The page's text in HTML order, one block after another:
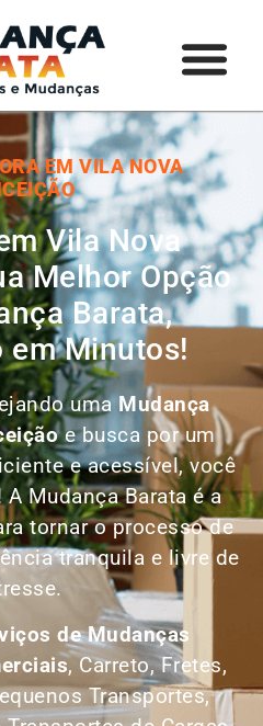
EM VILA NOVA
Vila Nova
Melhor Opção
Barata,
em Minutos!
umaMudança
e busca por um
e acessível, você
Mudança Barata é a
tornar o processo de
tranquila e livre de
de Mudanças
, Carreto, Fretes,
Transportes,